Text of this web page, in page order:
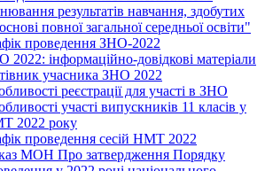
результатів навчання, здобутих
повної загальної середньої освіти"
проведення ЗНО-2022
2022: інформаційно-довідкові матеріали
учасника ЗНО 2022
реєстрації для участі в ЗНО
участі випускників 11 класів у
2022 року
проведення сесій НМТ 2022
МОН Про затвердження Порядку